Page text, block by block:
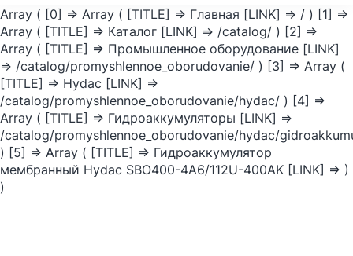
Array ( [0] => Array ( [TITLE] => Главная [LINK] => / ) [1] =>
Array ( [TITLE] => Каталог [LINK] => /catalog/ ) [2] =>
Array ( [TITLE] => Промышленное оборудование [LINK]
=> /catalog/promyshlennoe_oborudovanie/ ) [3] => Array (
[TITLE] => Hydac [LINK] =>
/catalog/promyshlennoe_oborudovanie/hydac/ ) [4] =>
Array ( [TITLE] => Гидроаккумуляторы [LINK] =>
/catalog/promyshlennoe_oborudovanie/hydac/
) [5] => Array ( [TITLE] => Гидроаккумулятор
мембранный Hydac SBO400-4A6/112U-400AK [LINK] => )
)